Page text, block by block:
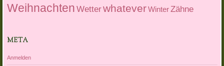
Weihnachten Wetterwhatever Winter Zähne
META
Anmelden